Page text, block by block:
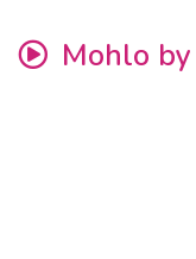
Mohlo